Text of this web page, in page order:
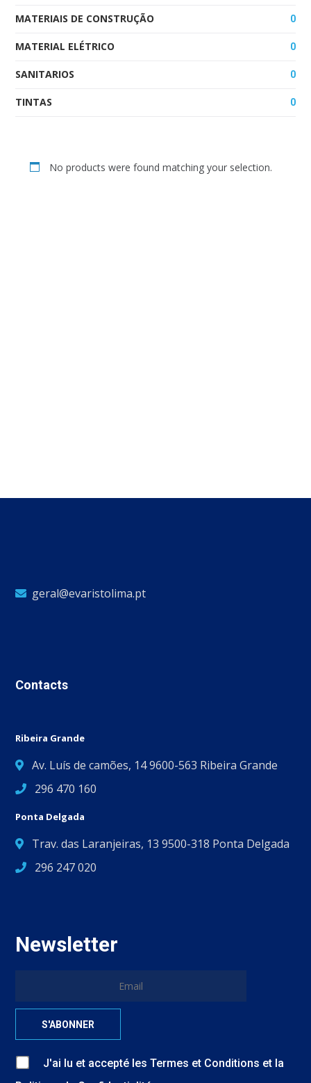
No products were found matching your selection.
MATERIAIS DE CONSTRUÇÃO 0
MATERIAL ELÉTRICO 0
SANITARIOS 0
TINTAS 0
geral@evaristolima.pt
Contacts
Ribeira Grande
Av. Luís de camões, 14 9600-563 Ribeira Grande
296 470 160
Ponta Delgada
Trav. das Laranjeiras, 13 9500-318 Ponta Delgada
296 247 020
Newsletter
J'ai lu et accepté lesTermes et Conditions et la